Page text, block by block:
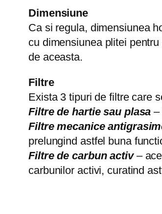
Dimensiune
Ca si regula, dimensiunea
cu dimensiunea plitei
de aceasta.
Filtre
Exista 3 tipuri de filtre care
Filtre de hartie sau plasa –
Filtre mecanice
prelungind astfel buna
Filtre de carbun activ–
carbunilor activi, curatind